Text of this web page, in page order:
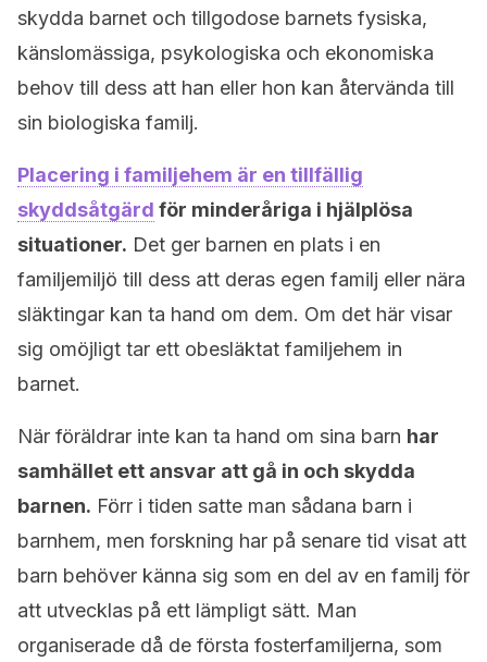
skydda barnet och tillgodose barnets fysiska,
känslomässiga, psykologiska och ekonomiska
behov till dess att han eller hon kan återvända till
sin biologiska familj.
Placering i familjehem är en tillfällig
skyddsåtgärd för minderåriga i hjälplösa
situationer. Det ger barnen en plats i en
familjemiljö till dess att deras egen familj eller nära
släktingar kan ta hand om dem. Om det här visar
sig omöjligt tar ett obesläktat familjehem in
barnet.
När föräldrar inte kan ta hand om sina barn har
samhället ett ansvar att gå in och skydda
barnen. Förr i tiden satte man sådana barn i
barnhem, men forskning har på senare tid visat att
barn behöver känna sig som en del av en familj för
att utvecklas på ett lämpligt sätt. Man
organiserade då de första fosterfamiljerna, som